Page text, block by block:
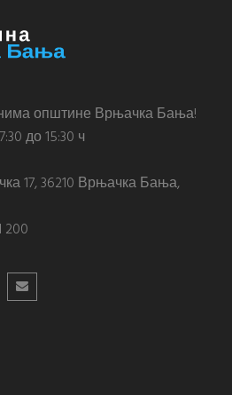
општине Врњачка Бања!
до 15:30 ч
17, 36210 Врњачка Бања,
200